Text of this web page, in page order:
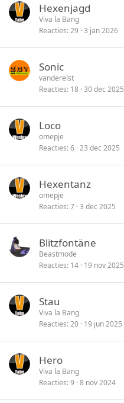
Hexenjagd
Viva la Bang
Reacties 29 3 jan 2026
Sonic
vanderelst
Reacties 18 30 dec 2025
Loco
omepje
Reacties 6 23 dec 2025
Hexentanz
omepje
Reacties 7 3 dec 2025
Blitzfontäne
Beastmode
Reacties 14 19 nov 2025
Stau
Viva la Bang
Reacties 20 19 jun 2025
Hero
Viva la Bang
Reacties 9 8 nov 2024